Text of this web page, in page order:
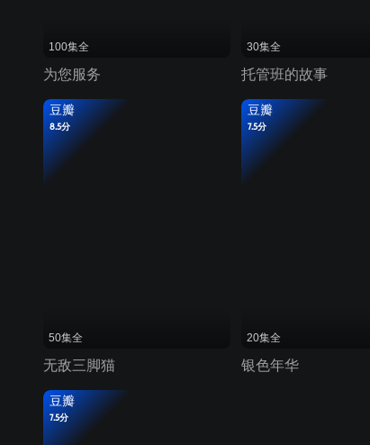
100集全
为您服务
30集全
托管班的故事
豆瓣
8.5分
50集全
无敌三脚猫
豆瓣
7.5分
20集全
银色年华
豆瓣
7.5分